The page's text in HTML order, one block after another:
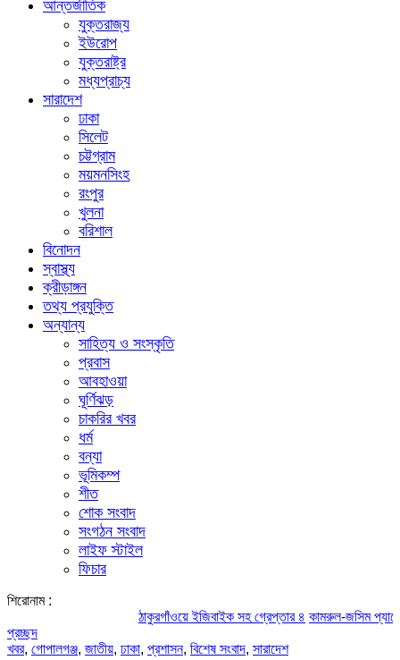
আন্তর্জাতিক
যুক্তরাজ্য
ইউরোপ
যুক্তরাষ্ট্র
মধ্যপ্রাচ্য
সারাদেশ
ঢাকা
সিলেট
চট্টগ্রাম
ময়মনসিংহ
রংপুর
খুলনা
বরিশাল
বিনোদন
স্বাস্থ্য
ক্রীড়াঙ্গন
তথ্য প্রযুক্তি
অন্যান্য
সাহিত্য ও সংস্কৃতি
প্রবাস
আবহাওয়া
ঘূর্ণিঝড়
চাকরির খবর
ধর্ম
বন্যা
ভূমিকম্প
শীত
শোক সংবাদ
সংগঠন সংবাদ
লাইফ স্টাইল
ফিচার
শিরোনাম :
ঠাকুরগাঁওয়ে ইজিবাইক সহ গ্রেপ্তার ৪ কামরুল-জসিম প্যানেলের
প্রচ্ছদ
খবর, গোপালগঞ্জ, জাতীয়, ঢাকা, প্রশাসন, বিশেষ সংবাদ, সারাদেশ